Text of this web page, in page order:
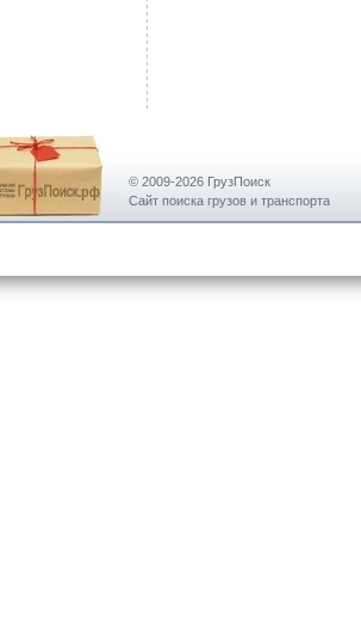
© 2009-2026 ГрузПоиск
Сайт поиска грузов и транспорта